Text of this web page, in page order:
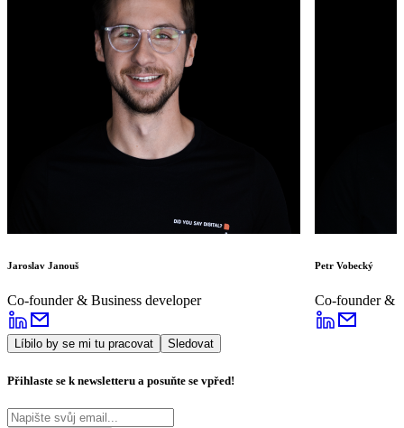
Jaroslav Janouš
Co-founder & Business developer
Petr Vobecký
Co-founder &
Líbilo by se mi tu pracovat Sledovat
Přihlaste se k newsletteru a posuňte se vpřed!